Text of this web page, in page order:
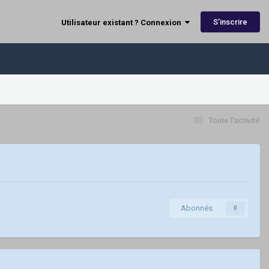
Utilisateur existant ? Connexion S’inscrire
Toute l’activité
Abonnés 0